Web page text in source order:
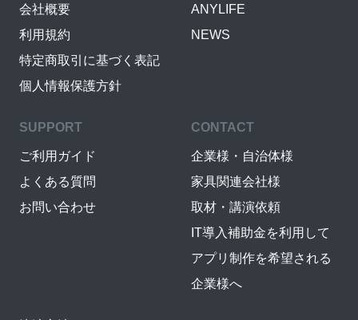
会社概要
利用規約
特定商取引に基づく表記
個人情報保護方針
ANYLIFE
NEWS
SUPPORT
ご利用ガイド
よくある質問
お問い合わせ
CONTACT
企業様・自治体様
家具関連会社様
取材・講演依頼
IT導入補助金を利用して
アプリ制作を希望される
企業様へ